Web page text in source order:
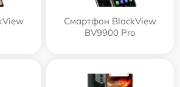
Смартфон BlackView
BV9900 Pro